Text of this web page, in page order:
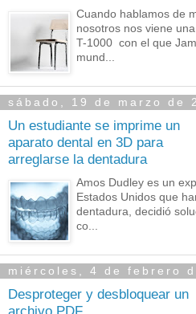
Cuando hablamos de
nosotros nos viene
T-1000 con el que
mund...
sábado, 19 de marzo de
Un estudiante se imprime un
aparato dental en 3D para
arreglarse la dentadura
Amos Dudley es un
Estados Unidos que
dentadura, decidió
co...
miércoles, 4 de febrero
Desproteger y desbloquear un